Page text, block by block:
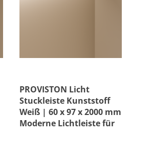
PROVISTON Licht
Stuckleiste Kunststoff
Weiß | 60 x 97 x 2000 mm
Moderne Lichtleiste für